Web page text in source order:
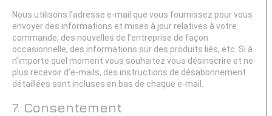
Nous utilisons l’adresse e-mail que vous fournissez pour vous
envoyer des informations et mises à jour relatives à votre
commande, des nouvelles de l’entreprise de façon
occasionnelle, des informations sur des produits liés, etc. Si à
n’importe quel moment vous souhaitez vous désinscrire et ne
plus recevoir d’e-mails, des instructions de désabonnement
détaillées sont incluses en bas de chaque e-mail.
7. Consentement